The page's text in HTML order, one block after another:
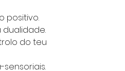
positivo.
do teu